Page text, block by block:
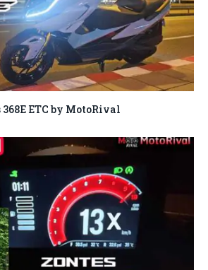
368E ETC by MotoRival